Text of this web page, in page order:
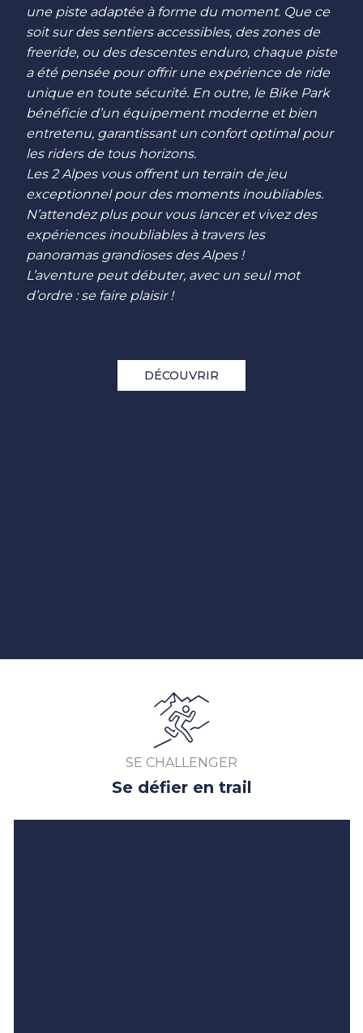
une piste adaptée à forme du moment. Que ce
soit sur des sentiers accessibles, des zones de
freeride, ou des descentes enduro, chaque piste
a été pensée pour offrir une expérience de ride
unique en toute sécurité. En outre, le Bike Park
bénéficie d’un équipement moderne et bien
entretenu, garantissant un confort optimal pour
les riders de tous horizons.
Les 2 Alpes vous offrent un terrain de jeu
exceptionnel pour des moments inoubliables.
N’attendez plus pour vous lancer et vivez des
expériences inoubliables à travers les
panoramas grandioses des Alpes !
L’aventure peut débuter, avec un seul mot
d’ordre : se faire plaisir !
DÉCOUVRIR
SE CHALLENGER
Se défier en trail